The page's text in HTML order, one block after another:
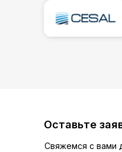
Оставьте
Свяжемся с вами